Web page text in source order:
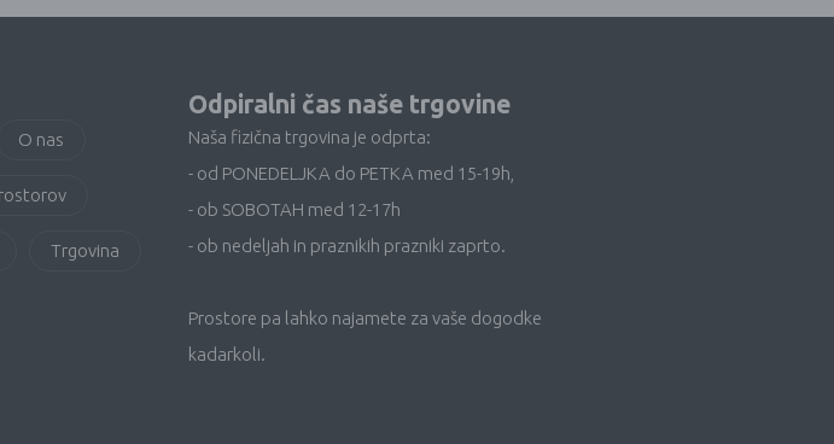
O nas
Trgovina
Odpiralni čas naše trgovine
Naša fizična trgovina je odprta:
- od PONEDELJKA do PETKA med 15-19h,
- ob SOBOTAH med 12-17h
- ob nedeljah in praznikih prazniki zaprto.
Prostore pa lahko najamete za vaše dogodke
kadarkoli.